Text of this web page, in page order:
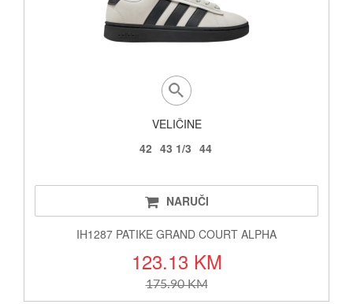
VELIČINE
42 43 1/3 44
NARUČI
IH1287 PATIKE GRAND COURT ALPHA
123.13 KM
175.90 KM